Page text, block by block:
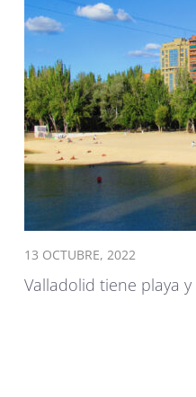
13 OCTUBRE, 2022
Valladolid tiene playa